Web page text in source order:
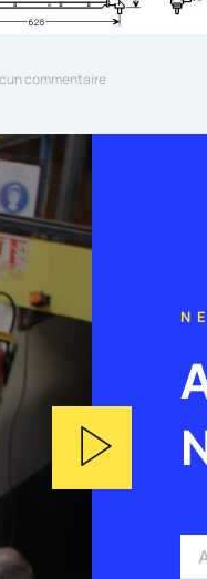
commentaire